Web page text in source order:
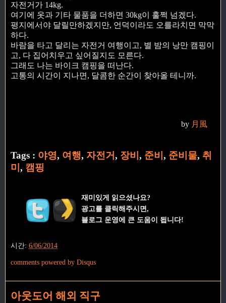
자전거가 14kg.
여기에 옷과 기타 물품을 더하면 30kg이 훌쩍 넘겠다.
평지에서야 달릴만하겠지만, 언덕이라도 오를라치면 막막
하다.
바람을 타고 달리는 자전거 여행이고, 별 밤의 낭만 캠핑이
고, 다 집어치우고 싶어질지도 모른다.
그래도 나는 바이크 캠핑을 떠난다.
고통의 시간이 지나면, 달콤한 순간이 찾아올 테니까.
by 月風
Tags : 야영, 여행, 자전거, 장비 , 준비 , 준비물, 취
미 , 캠핑
재미있게 읽으셨나요?
광고를 클릭해주시면,
블로그 운영에 큰 도움이 됩니다!
시간: 6/06/2014
comments powered by Disqus
아웃도어 해외 직구